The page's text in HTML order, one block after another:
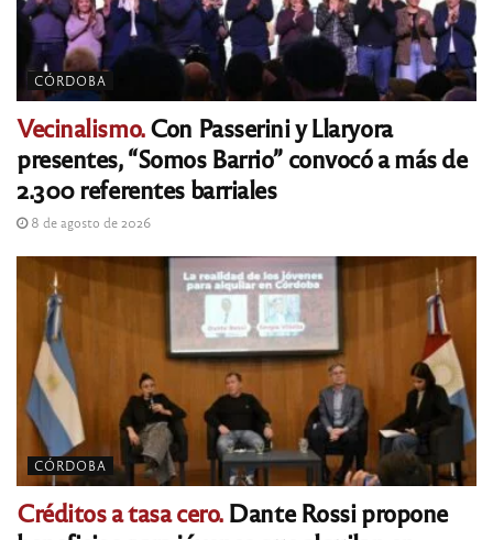
CÓRDOBA
Vecinalismo.Con Passerini y Llaryora
presentes, “Somos Barrio” convocó a más de
2.300 referentes barriales
8 de agosto de 2026
CÓRDOBA
Créditos a tasa cero.Dante Rossi propone